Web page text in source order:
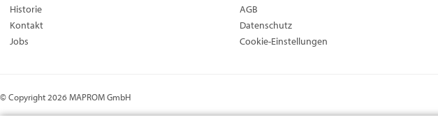
Historie
Kontakt
Jobs
AGB
Datenschutz
Cookie-Einstellungen
© Copyright 2026 MAPROM GmbH